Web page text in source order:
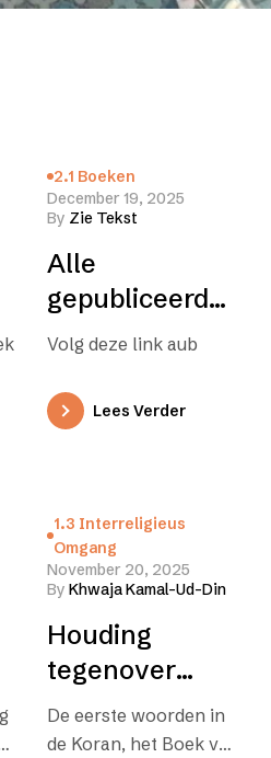
2.1 Boeken
December 19, 2025
By Zie Tekst
Alle
gepubliceerde
boeken
Volg deze link aub
Lees Verder
1.3 Interreligieus
Omgang
November 20, 2025
By Khwaja Kamal-Ud-Din
Houding
tegenover
andere
godsdiensten
De eerste woorden in
de Koran, het Boek van